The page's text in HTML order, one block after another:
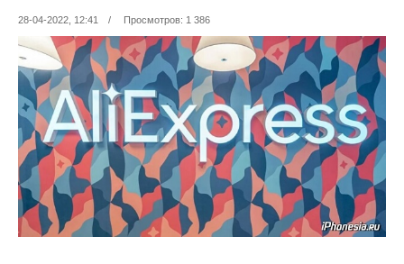
28-04-2022, 12:41 / Просмотров: 1 386